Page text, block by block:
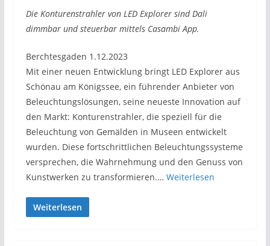
Die Konturenstrahler von LED Explorer sind Dali
dimmbar und steuerbar mittels Casambi App.
Berchtesgaden 1.12.2023
Mit einer neuen Entwicklung bringt LED Explorer aus
Schönau am Königssee, ein führender Anbieter von
Beleuchtungslösungen, seine neueste Innovation auf
den Markt: Konturenstrahler, die speziell für die
Beleuchtung von Gemälden in Museen entwickelt
wurden. Diese fortschrittlichen Beleuchtungssysteme
versprechen, die Wahrnehmung und den Genuss von
Kunstwerken zu transformieren.… Weiterlesen
Weiterlesen